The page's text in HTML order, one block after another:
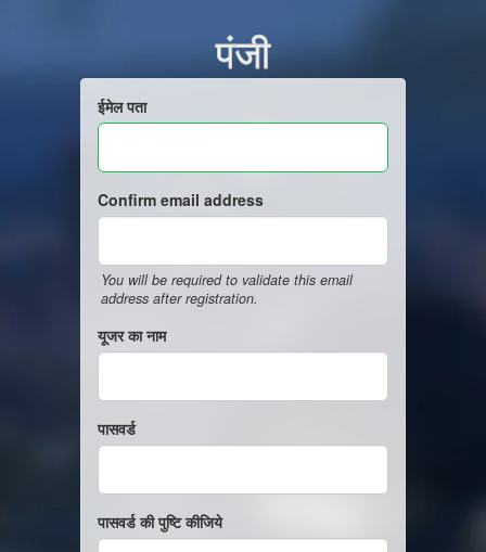
पंजी
ईमेल पता
Confirm email address
You will be required to validate this email
address after registration.
यूजर का नाम
पासवर्ड
पासवर्ड की पुष्टि कीजिये